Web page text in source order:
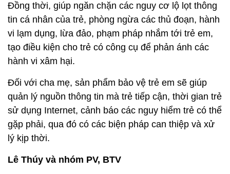
Đồng thời, giúp ngăn chặn các nguy cơ lộ lọt thông
tin cá nhân của trẻ, phòng ngừa các thủ đoạn, hành
vi lạm dụng, lừa đảo, phạm pháp nhắm tới trẻ em,
tạo điều kiện cho trẻ có công cụ để phản ánh các
hành vi xâm hại.
Đối với cha mẹ, sản phẩm bảo vệ trẻ em sẽ giúp
quản lý nguồn thông tin mà trẻ tiếp cận, thời gian trẻ
sử dụng Internet, cảnh báo các nguy hiểm trẻ có thể
gặp phải, qua đó có các biện pháp can thiệp và xử
lý kịp thời.
Lê Thúy và nhóm PV, BTV